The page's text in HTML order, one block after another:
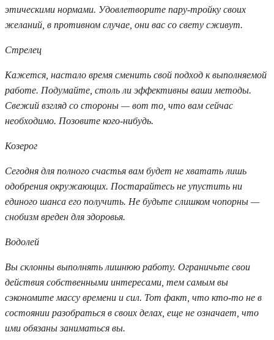
этическими нормами. Удовлетворите пару-тройку своих
желаний, в противном случае, они вас со свету сживут.
Стрелец
Кажется, настало время сменить свой подход к выполняемой
работе. Подумайте, столь ли эффективны ваши методы.
Свежий взгляд со стороны — вот то, что вам сейчас
необходимо. Позовите кого-нибудь.
Козерог
Сегодня для полного счастья вам будет не хватать лишь
одобрения окружающих. Постарайтесь не упустить ни
единого шанса его получить. Не будьте слишком чопорны —
снобизм вреден для здоровья.
Водолей
Вы склонны выполнять лишнюю работу. Ограничьте свои
действия собственными интересами, тем самым вы
сэкономите массу времени и сил. Тот факт, что кто-то не в
состоянии разобраться в своих делах, еще не означает, что
ими обязаны заниматься вы.